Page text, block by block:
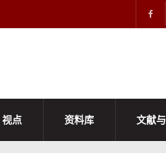
视点 资料库 文献